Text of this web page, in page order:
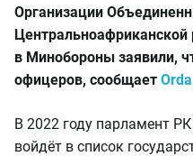
Организации
в Минобороны заявили,
офицеров, сообщает
В 2022 году парламент
войдёт в список